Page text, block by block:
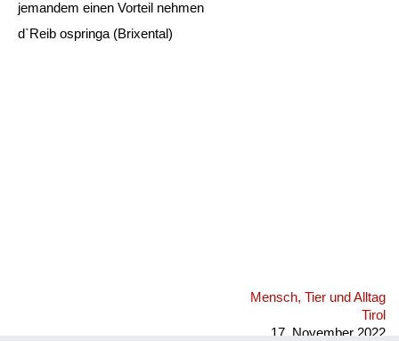
jemandem einen Vorteil nehmen
d`Reib ospringa (Brixental)
Mensch, Tier und Alltag
Tirol
17. November 2022